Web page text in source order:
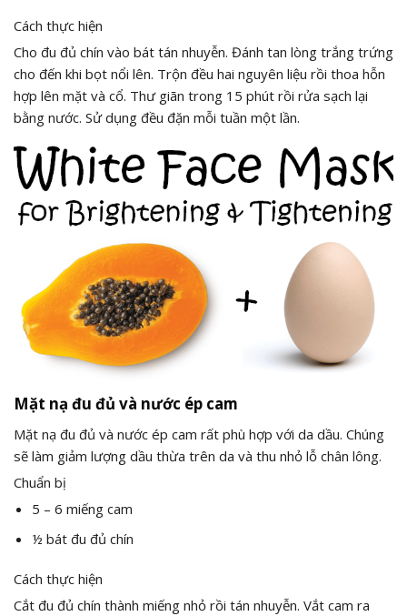
Cách thực hiện
Cho đu đủ chín vào bát tán nhuyễn. Đánh tan lòng trắng trứng
cho đến khi bọt nổi lên. Trộn đều hai nguyên liệu rồi thoa hỗn
hợp lên mặt và cổ. Thư giãn trong 15 phút rồi rửa sạch lại
bằng nước. Sử dụng đều đặn mỗi tuần một lần.
Mặt nạ đu đủ và nước ép cam
Mặt nạ đu đủ và nước ép cam rất phù hợp với da dầu. Chúng
sẽ làm giảm lượng dầu thừa trên da và thu nhỏ lỗ chân lông.
Chuẩn bị
5 – 6 miếng cam
½ bát đu đủ chín
Cách thực hiện
Cắt đu đủ chín thành miếng nhỏ rồi tán nhuyễn. Vắt cam ra